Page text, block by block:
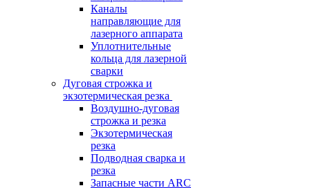
Каналы
направляющие для
лазерного аппарата
Уплотнительные
кольца для лазерной
сварки
Дуговая строжка и
экзотермическая резка
Воздушно-дуговая
строжка и резка
Экзотермическая
резка
Подводная сварка и
резка
Запасные части ARC